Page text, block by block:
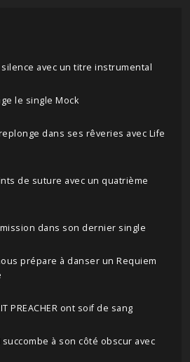
avec un titre instrumental
le single Mock
dans ses rêveries avec Life
de suture avec un quatrième
dans son dernier single
nous prépare à danser un Requiem
PREACHER ont soif de sang
succombe à son côté obscur avec